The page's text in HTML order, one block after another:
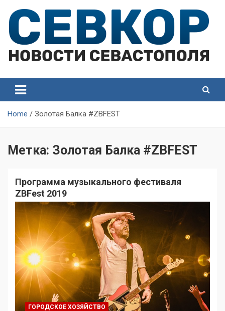
content
Севастополя
Севастополя
Home Золотая Балка #ZBFEST
Метка: Золотая Балка #ZBFEST
Программа музыкального фестиваля
ZBFest 2019
ГОРОДСКОЕ ХОЗЯЙСТВО